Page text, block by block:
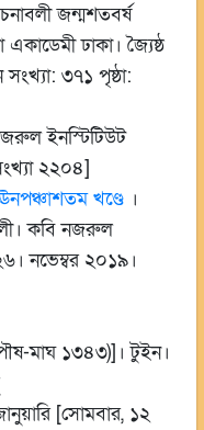
জন্মশতবর্ষ
ঢাকা। জ্যৈষ্ঠ
৩৭১ পৃষ্ঠা:
ইনস্টিটিউট
২২০৪]
খণ্ডে ।
কবি নজরুল
নভেম্বর ২০১৯।
মাঘ ১৩৪৩)]। টুইন।
[সোমবার, ১২